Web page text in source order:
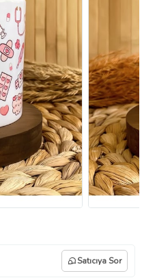
Satıcıya Sor